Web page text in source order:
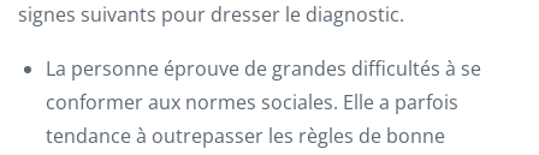
signes suivants pour dresser le diagnostic.
La personne éprouve de grandes difficultés à se
conformer aux normes sociales. Elle a parfois
tendance à outrepasser les règles de bonne